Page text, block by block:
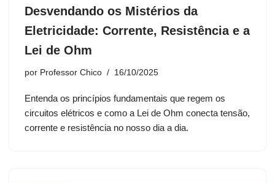
Desvendando os Mistérios da
Eletricidade: Corrente, Resistência e a
Lei de Ohm
por Professor Chico 16/10/2025
Entenda os princípios fundamentais que regem os
circuitos elétricos e como a Lei de Ohm conecta tensão,
corrente e resistência no nosso dia a dia.